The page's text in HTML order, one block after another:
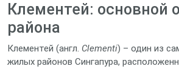
Клементей: основной
района
Клементей (англ. Clementi) – один из
жилых районов Сингапура,